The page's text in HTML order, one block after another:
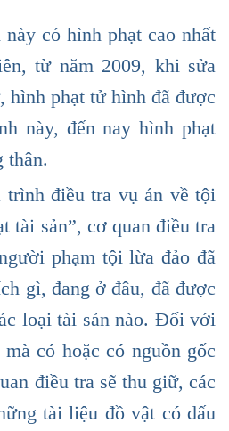
có hình phạt cao nhất
từ năm 2009, khi sửa
hình phạt tử hình đã được
này, đến nay hình phạt
thân.
trình điều tra vụ án về tội
tài sản”, cơ quan điều tra
phạm tội lừa đảo đã
gì, đang ở đâu, đã được
loại tài sản nào. Đối với
có hoặc có nguồn gốc
điều tra sẽ thu giữ, các
tài liệu đồ vật có dấu